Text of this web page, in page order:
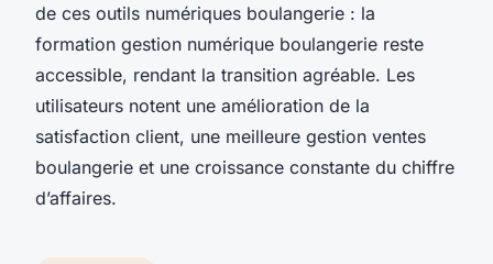
de ces outils numériques boulangerie : la
formation gestion numérique boulangerie reste
accessible, rendant la transition agréable. Les
utilisateurs notent une amélioration de la
satisfaction client, une meilleure gestion ventes
boulangerie et une croissance constante du chiffre
d’affaires.